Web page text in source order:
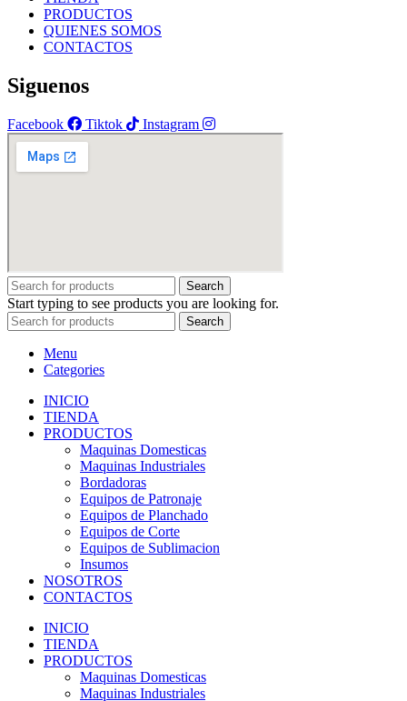
PRODUCTOS
QUIENES SOMOS
CONTACTOS
Siguenos
Facebook Tiktok Instagram
Search
Start typing to see products you are looking for.
Search
Menu
Categories
INICIO
TIENDA
PRODUCTOS
Maquinas Domesticas
Maquinas Industriales
Bordadoras
Equipos de Patronaje
Equipos de Planchado
Equipos de Corte
Equipos de Sublimacion
Insumos
NOSOTROS
CONTACTOS
INICIO
TIENDA
PRODUCTOS
Maquinas Domesticas
Maquinas Industriales